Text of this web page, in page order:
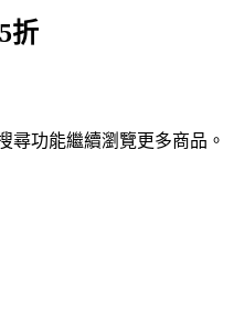
折
尋功能繼續瀏覽更多商品。